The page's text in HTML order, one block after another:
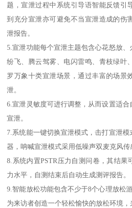
题，宣泄过程中系统引导语智能反馈引
到充分宣泄亦可避免不当宣泄造成的伤
泄报告。
5.宣泄功能每个宣泄主题包含心花怒放
纷飞、腾云驾雾、电闪雷鸣、青枝绿叶
罗万象十类宣泄场景，通过丰富的场景
泄。
6.宣泄灵敏度可进行调整，从而设置适
宣泄。
7.系统能一键切换宣泄模式，击打宣泄
器，呐喊宣泄模式采用低噪声双麦克风传
8.系统内置PSTR压力自测问卷，其结果
力水平，自测结束后自动生成测评报告。
9.智能放松功能包含不少于8个心理放松
为来访者创造一个轻松愉快的放松环境，